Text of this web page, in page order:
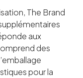
The Brand
aux
des
pour la